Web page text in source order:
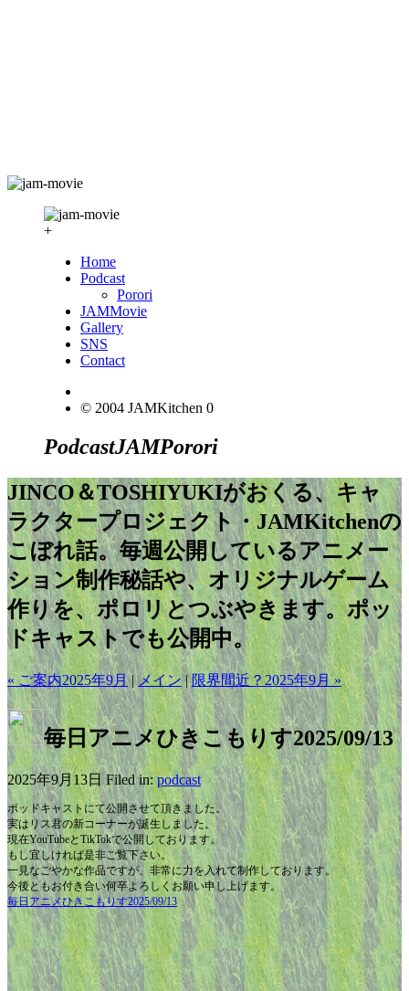
+
Home
Podcast
Porori
JAMMovie
Gallery
SNS
Contact
© 2004 JAMKitchen 0
PodcastJAMPorori
JINCO＆TOSHIYUKIがおくる、キャ
ラクタープロジェクト・JAMKitchenの
こぼれ話。毎週公開しているアニメー
ション制作秘話や、オリジナルゲーム
作りを、ポロリとつぶやきます。ポッ
ドキャストでも公開中。
« ご案内2025年9月|メイン|限界間近？2025年9月 »
毎日アニメひきこもりす2025/09/13
2025年9月13日 Filed in:podcast
ポッドキャストにて公開させて頂きました。
実はリス君の新コーナーが誕生しました。
現在YouTubeとTikTokで公開しております。
もし宜しければ是非ご覧下さい。
一見なごやかな作品ですが、非常に力を入れて制作しております。
今後ともお付き合い何卒よろしくお願い申し上げます。
毎日アニメひきこもりす2025/09/13